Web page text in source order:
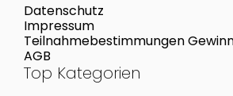
Datenschutz
Impressum
Teilnahmebestimmungen
AGB
Top Kategorien